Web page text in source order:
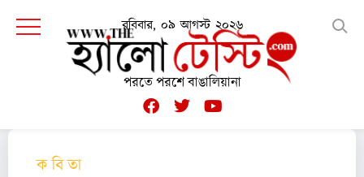
রবিবার, ০৯ আগস্ট ২০২৬
পরতে পরশে বাঙালিয়ানা
ক বি তা